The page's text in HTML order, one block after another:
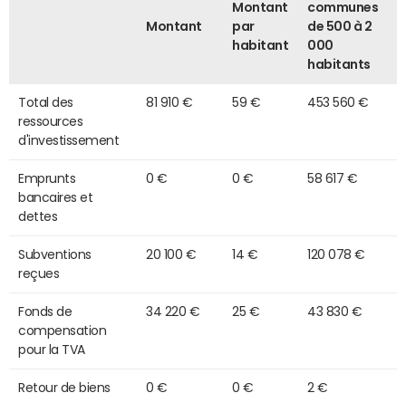
Montant
Montant
par
habitant
communes
de 500 à 2
000
habitants
Total des
ressources
d'investissement
81 910 € 59 € 453 560 €
Emprunts
bancaires et
dettes
0 € 0 € 58 617 €
Subventions
reçues
20 100 € 14 € 120 078 €
Fonds de
compensation
pour la TVA
34 220 € 25 € 43 830 €
Retour de biens 0 € 0 € 2 €